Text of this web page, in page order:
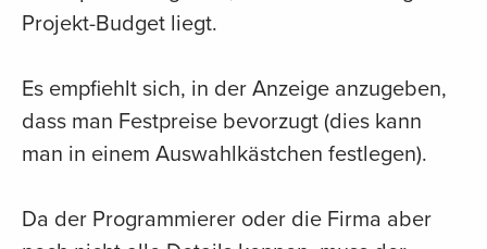
Projekt-Budget liegt.
Es empfiehlt sich, in der Anzeige anzugeben,
dass man Festpreise bevorzugt (dies kann
man in einem Auswahlkästchen festlegen).
Da der Programmierer oder die Firma aber